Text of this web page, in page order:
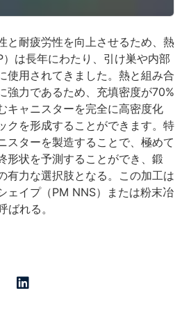
と耐疲労性を向上させるため、熱
は長年にわたり、引け巣や内部
使用されてきました。熱と組み合
強力であるため、充填密度が70%
キャニスターを完全に高密度化
クを形成することができます。特
スターを製造することで、極めて
形状を予測することができ、鍛
有力な選択肢となる。この加工は
ェイプ（PM NNS）または粉末冶
ばれる。